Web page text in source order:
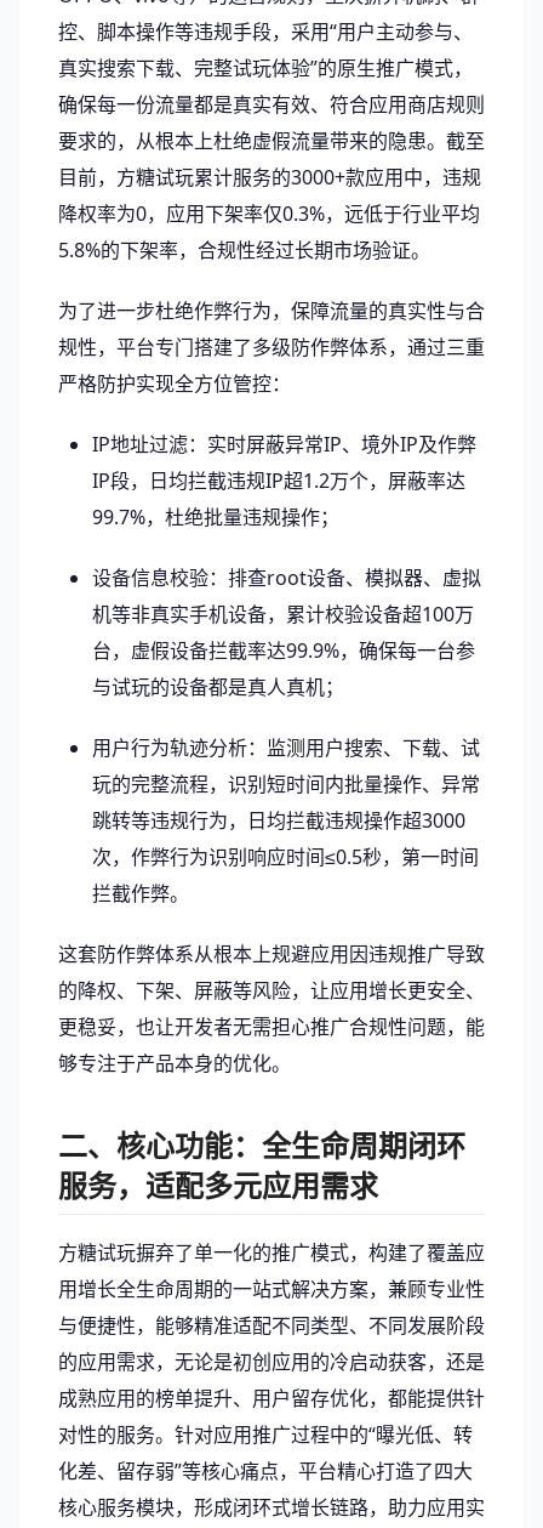
控、脚本操作等违规手段，采用“用户主动参与、
真实搜索下载、完整试玩体验”的原生推广模式，
确保每一份流量都是真实有效、符合应用商店规则
要求的，从根本上杜绝虚假流量带来的隐患。截至
目前，方糖试玩累计服务的3000+款应用中，违规
降权率为0，应用下架率仅0.3%，远低于行业平均
5.8%的下架率，合规性经过长期市场验证。
为了进一步杜绝作弊行为，保障流量的真实性与合
规性，平台专门搭建了多级防作弊体系，通过三重
严格防护实现全方位管控：
IP地址过滤：实时屏蔽异常IP、境外IP及作弊
IP段，日均拦截违规IP超1.2万个，屏蔽率达
99.7%，杜绝批量违规操作；
设备信息校验：排查root设备、模拟器、虚拟
机等非真实手机设备，累计校验设备超100万
台，虚假设备拦截率达99.9%，确保每一台参
与试玩的设备都是真人真机；
用户行为轨迹分析：监测用户搜索、下载、试
玩的完整流程，识别短时间内批量操作、异常
跳转等违规行为，日均拦截违规操作超3000
次，作弊行为识别响应时间≤0.5秒，第一时间
拦截作弊。
这套防作弊体系从根本上规避应用因违规推广导致
的降权、下架、屏蔽等风险，让应用增长更安全、
更稳妥，也让开发者无需担心推广合规性问题，能
够专注于产品本身的优化。
二、核心功能：全生命周期闭环
服务，适配多元应用需求
方糖试玩摒弃了单一化的推广模式，构建了覆盖应
用增长全生命周期的一站式解决方案，兼顾专业性
与便捷性，能够精准适配不同类型、不同发展阶段
的应用需求，无论是初创应用的冷启动获客，还是
成熟应用的榜单提升、用户留存优化，都能提供针
对性的服务。针对应用推广过程中的“曝光低、转
化差、留存弱”等核心痛点，平台精心打造了四大
核心服务模块，形成闭环式增长链路，助力应用实